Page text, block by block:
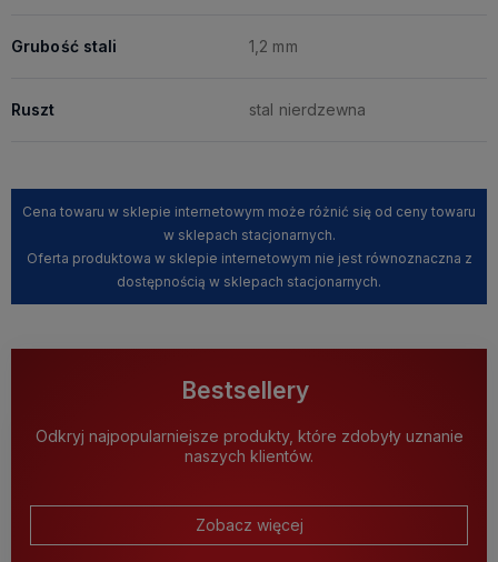
Grubość stali 1,2 mm
Ruszt stal nierdzewna
Cena towaru w sklepie internetowym może różnić się od ceny towaru
w sklepach stacjonarnych.
Oferta produktowa w sklepie internetowym nie jest równoznaczna z
dostępnością w sklepach stacjonarnych.
Bestsellery
Odkryj najpopularniejsze produkty, które zdobyły uznanie
naszych klientów.
Zobacz więcej